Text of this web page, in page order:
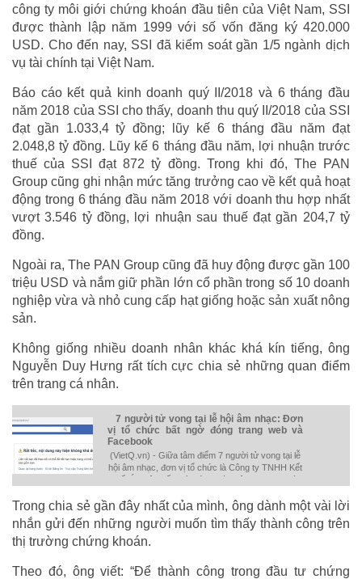
công ty môi giới chứng khoán đầu tiên của Việt Nam, SSI
được thành lập năm 1999 với số vốn đăng ký 420.000
USD. Cho đến nay, SSI đã kiểm soát gần 1/5 ngành dịch
vụ tài chính tại Việt Nam.
Báo cáo kết quả kinh doanh quý II/2018 và 6 tháng đầu
năm 2018 của SSI cho thấy, doanh thu quý II/2018 của SSI
đạt gần 1.033,4 tỷ đồng; lũy kế 6 tháng đầu năm đạt
2.048,8 tỷ đồng. Lũy kế 6 tháng đầu năm, lợi nhuận trước
thuế của SSI đạt 872 tỷ đồng. Trong khi đó, The PAN
Group cũng ghi nhận mức tăng trưởng cao về kết quả hoạt
động trong 6 tháng đầu năm 2018 với doanh thu hợp nhất
vượt 3.546 tỷ đồng, lợi nhuận sau thuế đạt gần 204,7 tỷ
đồng.
Ngoài ra, The PAN Group cũng đã huy động được gần 100
triệu USD và nắm giữ phần lớn cổ phần trong số 10 doanh
nghiệp vừa và nhỏ cung cấp hạt giống hoặc sản xuất nông
sản.
Không giống nhiều doanh nhân khác khá kín tiếng, ông
Nguyễn Duy Hưng rất tích cực chia sẻ những quan điểm
trên trang cá nhân.
7 người tử vong tại lễ hội âm nhạc: Đơn
vị tổ chức bất ngờ đóng trang web và
Facebook
(VietQ.vn) - Giữa tâm điểm 7 người tử vong tại lễ
hội âm nhạc, đơn vị tổ chức là Công ty TNHH Kết
Trong chia sẻ gần đây nhất của mình, ông dành một vài lời
nhắn gửi đến những người muốn tìm thấy thành công trên
thị trường chứng khoán.
Theo đó, ông viết: “Để thành công trong đầu tư chứng